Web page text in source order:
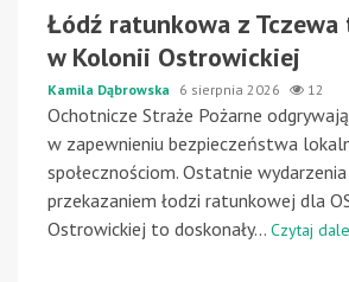
Łódź ratunkowa z Tczewa
w Kolonii Ostrowickiej
Kamila Dąbrowska 6 sierpnia 2026 12
Ochotnicze Straże Pożarne
w zapewnieniu bezpieczeństwa
społecznościom. Ostatnie
przekazaniem łodzi ratunkowej dla
Ostrowickiej to doskonały... Czytaj